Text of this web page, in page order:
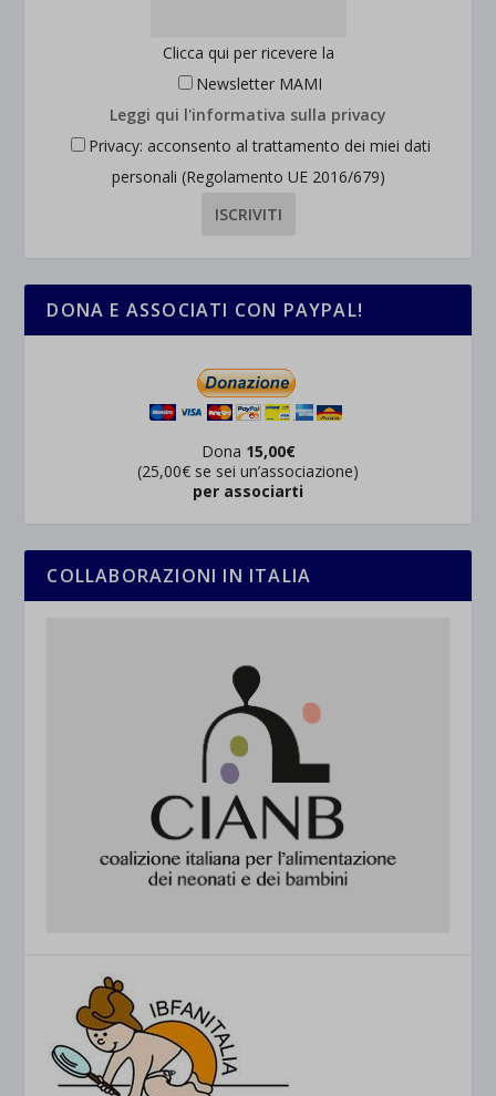
Clicca qui per ricevere la
Newsletter MAMI
Leggi qui l'informativa sulla privacy
Privacy: acconsento al trattamento dei miei dati
personali (Regolamento UE 2016/679)
DONA E ASSOCIATI CON PAYPAL!
Dona 15,00€
(25,00€ se sei un’associazione)
per associarti
COLLABORAZIONI IN ITALIA